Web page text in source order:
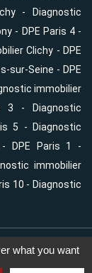
-
Diagnostic
- DPE Paris 4-
Clichy - DPE
sur-Seine - DPE
immobilier
3 -
Diagnostic
5 -
Diagnostic
- DPE Paris 1
-
immobilier
10 - Diagnostic
Paris 19- RCS. 882
what you want